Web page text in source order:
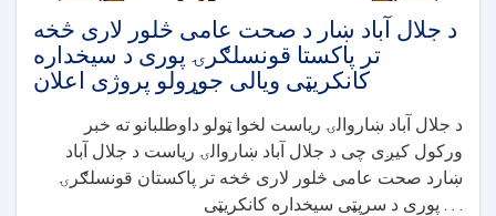
د جلال آباد ښار د صحت عامی څلور لاری څخه
تر پاکستا قونسلګرۍ پوری د سیخداره
کانکریټی ویالی جوړولو پروژی اعلان
د جلال آباد ښاروالۍ ریاست لخوا ټولو داوطلبانو ته خبر
ورکول کیږی چی د جلال آباد ښاروالۍ ریاست د جلال آباد
ښارد صحت عامی څلور لاری څخه تر پاکستان قونسلګرۍ
پوری د سرپټی سیخداره کانکریټی . . .